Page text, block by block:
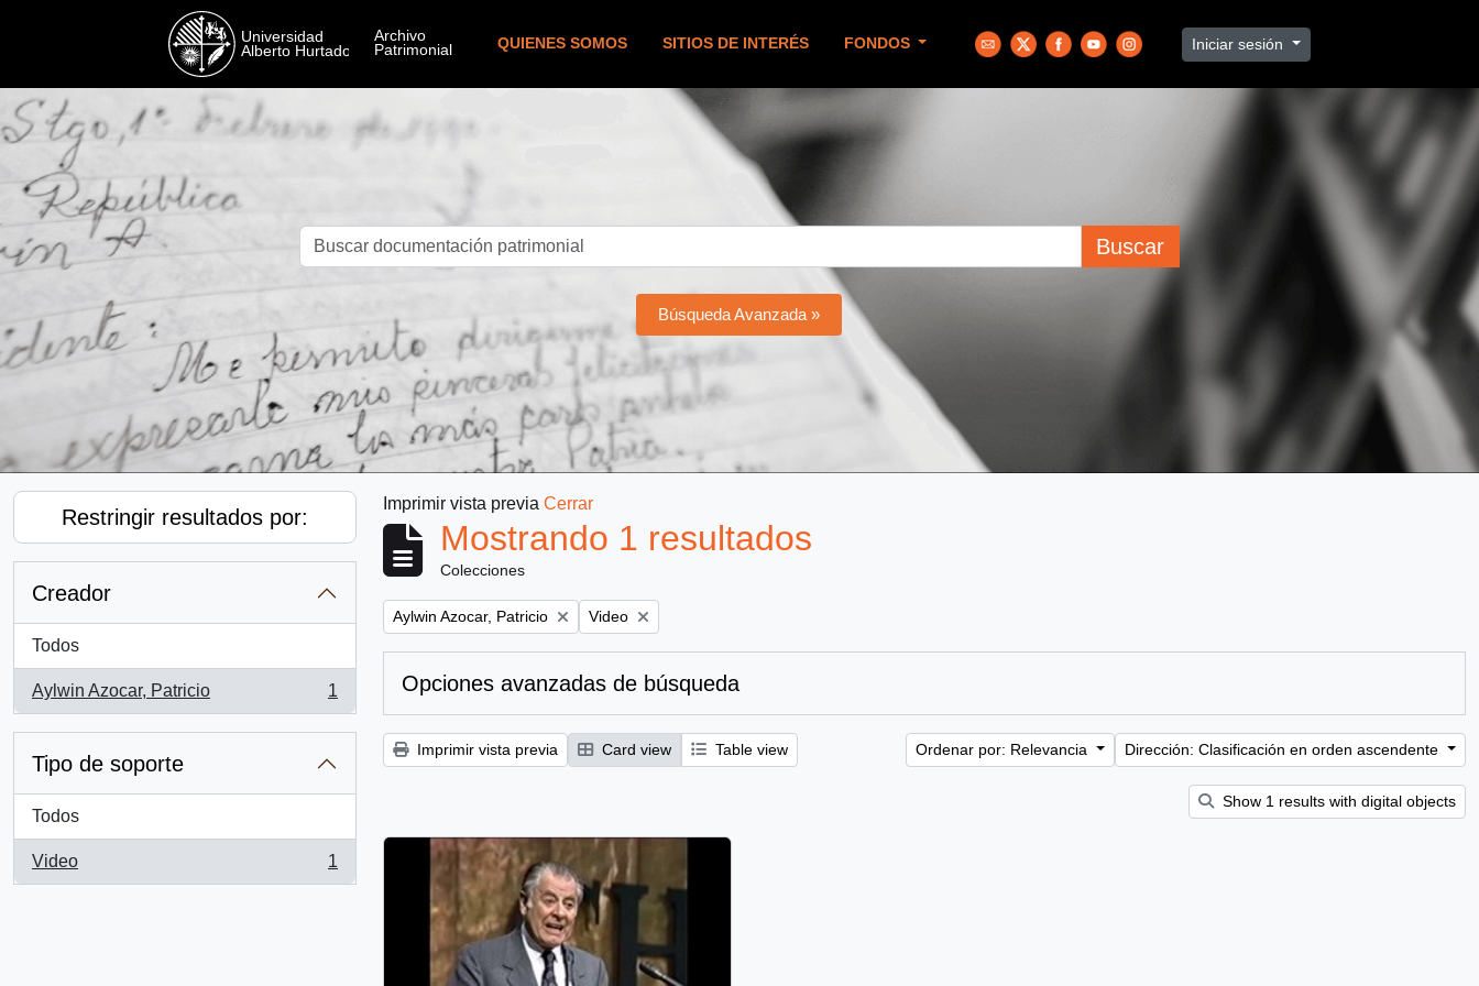
QUIENES SOMOS SITIOS DE INTERÉS FONDOS Iniciar sesión
Buscar
Búsqueda Avanzada »
Restringir resultados por:
Creador
Todos
Aylwin Azocar, Patricio
, 1 resultados
1
Tipo de soporte
Todos
Video
, 1 resultados
1
Imprimir vista previa Cerrar
Mostrando 1 resultados
Colecciones
Remove filter:
Aylwin Azocar, Patricio Remove filter:
Video
Opciones avanzadas de búsqueda
Imprimir vista previa Card view Table view Ordenar por: Relevancia Dirección: Clasificación en orden ascendente
Show 1 results with digital objects